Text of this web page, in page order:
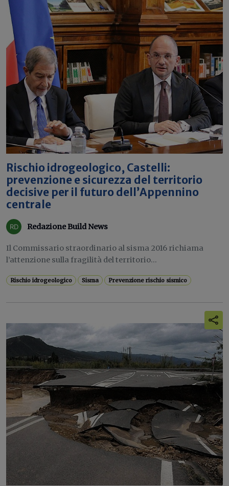
Rischio idrogeologico, Castelli:
prevenzione e sicurezza del territorio
decisive per il futuro dell’Appennino
centrale
Redazione Build News
Il Commissario straordinario al sisma 2016 richiama
l’attenzione sulla fragilità del territorio...
Rischio idrogeologico Sisma Prevenzione rischio sismico